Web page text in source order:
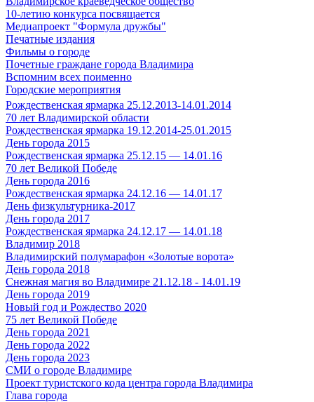
10-летию конкурса посвящается
Медиапроект "Формула дружбы"
Печатные издания
Фильмы о городе
Почетные граждане города Владимира
Вспомним всех поименно
Городские мероприятия
Рождественская ярмарка 25.12.2013-14.01.2014
70 лет Владимирской области
Рождественская ярмарка 19.12.2014-25.01.2015
День города 2015
Рождественская ярмарка 25.12.15 — 14.01.16
70 лет Великой Победе
День города 2016
Рождественская ярмарка 24.12.16 — 14.01.17
День физкультурника-2017
День города 2017
Рождественская ярмарка 24.12.17 — 14.01.18
Владимир 2018
Владимирский полумарафон «Золотые ворота»
День города 2018
Снежная магия во Владимире 21.12.18 - 14.01.19
День города 2019
Новый год и Рождество 2020
75 лет Великой Победе
День города 2021
День города 2022
День города 2023
СМИ о городе Владимире
Проект туристского кода центра города Владимира
Глава города